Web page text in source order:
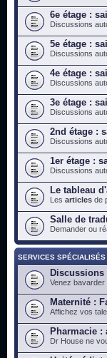
6e étage :
Discussions
5e étage :
Discussions
4e étage :
Discussions
3e étage :
Discussions
2nd étage :
Discussions
1er étage :
Discussions
Le tableau
Les articles de
Salle de
Demander ou
SERVICES SPÉCIALISÉS
Discussions
Venez bavarder
Maternité :
Affichez vos
Pharmacie :
Dr House ne